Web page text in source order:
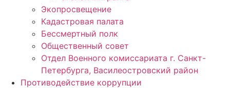
Экопросвещение
Кадастровая палата
Бессмертный полк
Общественный совет
Отдел Военного комиссариата г. Санкт-
Петербурга, Василеостровский район
Противодействие коррупции